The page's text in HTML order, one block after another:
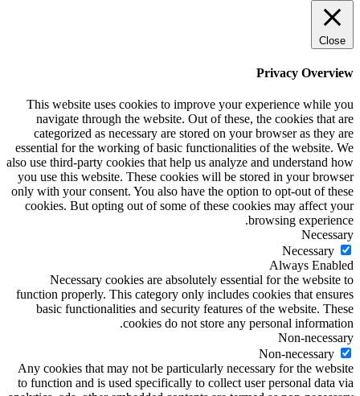
Close
Privacy Overview
This website uses cookies to improve your experience while you
navigate through the website. Out of these, the cookies that are
categorized as necessary are stored on your browser as they are
essential for the working of basic functionalities of the website. We
also use third-party cookies that help us analyze and understand how
you use this website. These cookies will be stored in your browser
only with your consent. You also have the option to opt-out of these
cookies. But opting out of some of these cookies may affect your
browsing experience.
Necessary
Necessary
Always Enabled
Necessary cookies are absolutely essential for the website to
function properly. This category only includes cookies that ensures
basic functionalities and security features of the website. These
cookies do not store any personal information.
Non-necessary
Non-necessary
Any cookies that may not be particularly necessary for the website
to function and is used specifically to collect user personal data via